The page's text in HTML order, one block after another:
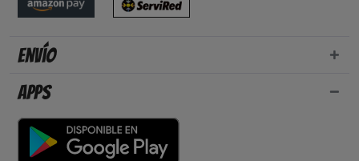
Envío
Apps